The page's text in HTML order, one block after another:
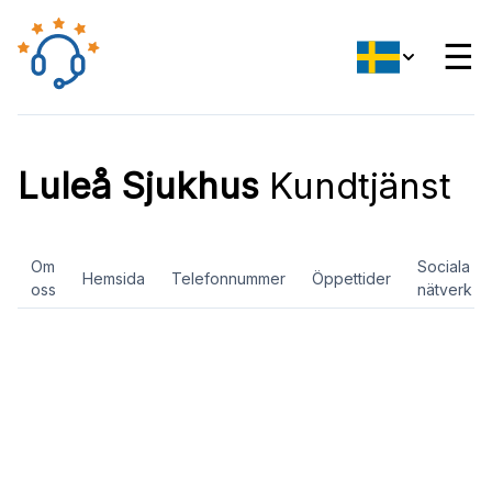
☰
Luleå Sjukhus Kundtjänst
Om
oss
Hemsida Telefonnummer Öppettider
Sociala
nätverk